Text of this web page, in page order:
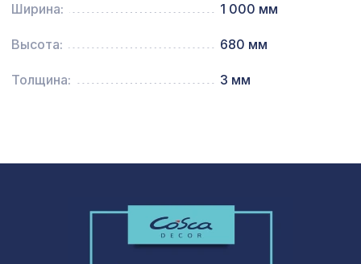
Ширина: 1 000 мм
Высота: 680 мм
Толщина: 3 мм